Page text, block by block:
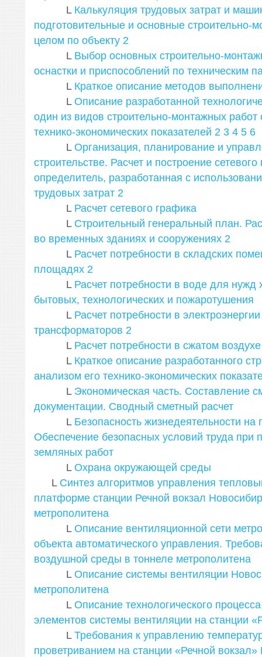
L Калькуляция трудовых затрат и
подготовительные и основные строительно-
целом по объекту 2
L Выбор основных строительно-
оснастки и приспособлений по техническим
L Краткое описание методов
L Описание разработанной
один из видов строительно-монтажных работ
технико-экономических показателей 2 3 4 5 6
L Организация, планирование и
строительстве. Расчет и построение
определитель, разработанная с
трудовых затрат 2
L Расчет сетевого графика
L Строительный генеральный план.
во временных зданиях и сооружениях 2
L Расчет потребности в складских
площадях 2
L Расчет потребности в воде для нужд
бытовых, технологических и пожаротушения
L Расчет потребности в
трансформаторов 2
L Расчет потребности в сжатом воздухе
L Краткое описание разработанного
анализом его технико-экономических
L Экономическая часть. Составление
документации. Сводный сметный расчет
L Безопасность жизнедеятельности на
Обеспечение безопасных условий труда при
земляных работ
L Охрана окружающей среды
L Синтез алгоритмов управления
платформе станции Речной вокзал
метрополитена
L Описание вентиляционной сети
объекта автоматического управления.
воздушной среды в тоннеле метрополитена
L Описание системы вентиляции
метрополитена
L Описание технологического
элементов системы вентиляции на станции
L Требования к управлению
проветриванием на станции «Речной вокзал»